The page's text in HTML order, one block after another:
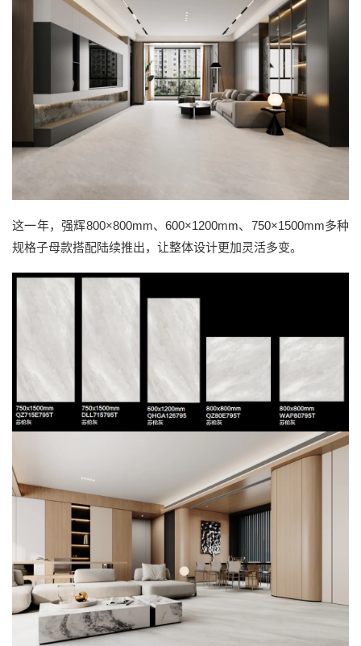
这一年，强辉800×800mm、600×1200mm、750×1500mm多种
规格子母款搭配陆续推出，让整体设计更加灵活多变。